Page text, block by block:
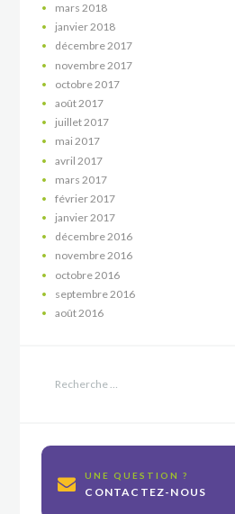
mars 2018
janvier2018
décembre2017
novembre 2017
octobre 2017
août 2017
juillet2017
mai 2017
avril 2017
mars 2017
février 2017
janvier2017
décembre2016
novembre2016
octobre 2016
septembre 2016
août2016
UNE QUESTION ?
CONTACTEZ-NOUS